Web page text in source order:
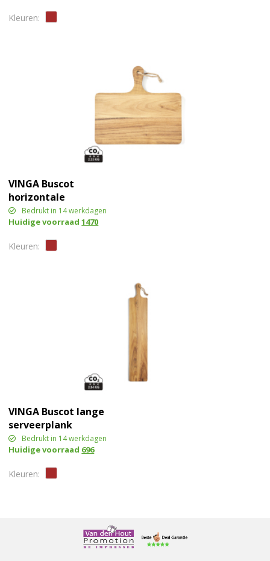
VINGA Buscot
horizontale
serveerplank
Bedrukt in 14 werkdagen
Huidige voorraad1470
VINGA Buscot lange
serveerplank
Bedrukt in 14 werkdagen
Huidige voorraad 696